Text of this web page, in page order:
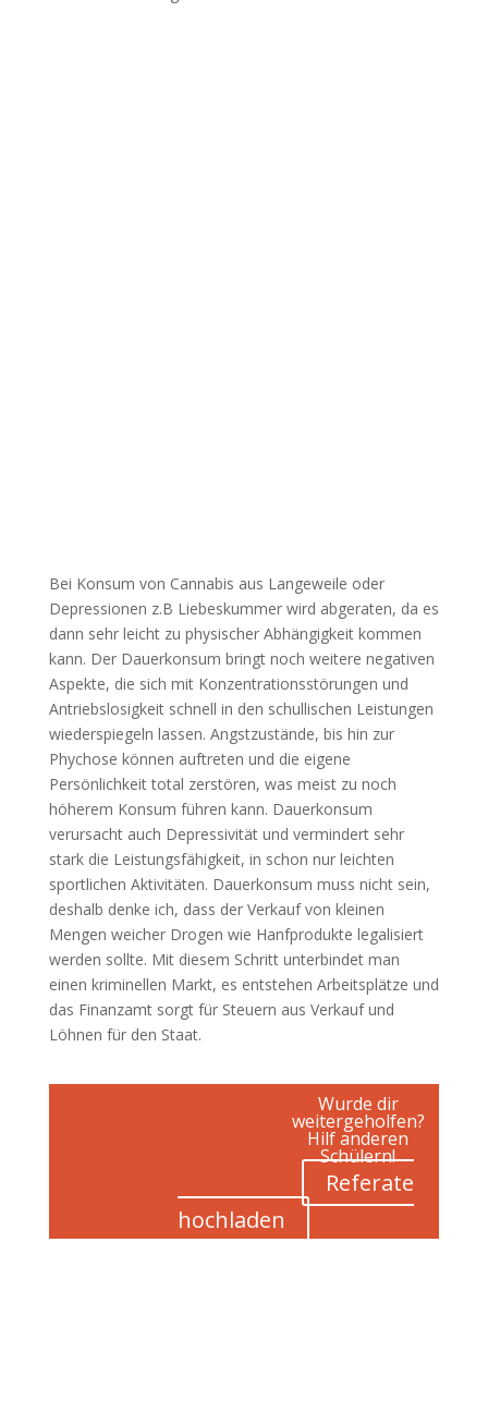
Bei Konsum von Cannabis aus Langeweile oder
Depressionen z.B Liebeskummer wird abgeraten, da es
dann sehr leicht zu physischer Abhängigkeit kommen
kann. Der Dauerkonsum bringt noch weitere negativen
Aspekte, die sich mit Konzentrationsstörungen und
Antriebslosigkeit schnell in den schullischen Leistungen
wiederspiegeln lassen. Angstzustände, bis hin zur
Phychose können auftreten und die eigene
Persönlichkeit total zerstören, was meist zu noch
höherem Konsum führen kann. Dauerkonsum
verursacht auch Depressivität und vermindert sehr
stark die Leistungsfähigkeit, in schon nur leichten
sportlichen Aktivitäten. Dauerkonsum muss nicht sein,
deshalb denke ich, dass der Verkauf von kleinen
Mengen weicher Drogen wie Hanfprodukte legalisiert
werden sollte. Mit diesem Schritt unterbindet man
einen kriminellen Markt, es entstehen Arbeitsplätze und
das Finanzamt sorgt für Steuern aus Verkauf und
Löhnen für den Staat.
Wurde dir
weitergeholfen?
Hilf anderen
Schülern!
Referate
hochladen